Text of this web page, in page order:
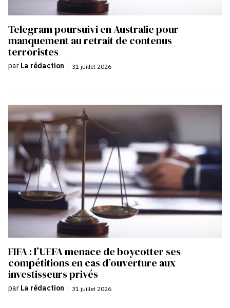
Telegram poursuivi en Australie pour
manquement au retrait de contenus
terroristes
par La rédaction | 31 juillet 2026
FIFA : l’UEFA menace de boycotter ses
compétitions en cas d’ouverture aux
investisseurs privés
par La rédaction 31 juillet 2026